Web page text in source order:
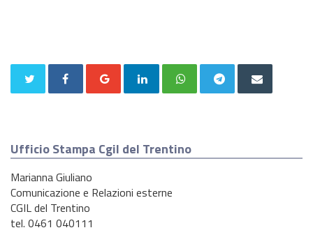
Ufficio Stampa Cgil del Trentino
Marianna Giuliano
Comunicazione e Relazioni esterne
CGIL del Trentino
tel. 0461 040111